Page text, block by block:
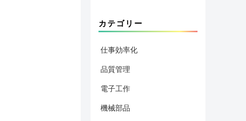
カテゴリー
仕事効率化
品質管理
電子工作
機械部品